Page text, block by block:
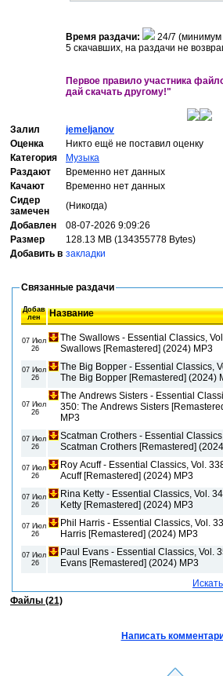
Время раздачи:
24/7
5 скачавших, на раздачи не
Первое правило участника
дай скачать другому!"
Залил
jemeljanov
Оценка
Никто ещё не поставил оценку
Категория
Музыка
Раздают
Временно нет данных
Качают
Временно нет данных
Сидер
замечен
(Никогда)
Добавлен
08-07-2026 9:09:26
Размер
128.13 MB (134355778 Bytes)
Добавить в закладки
Связанные раздачи
Добав
лен
Название
07 Июл
26
The Swallows - Essential Classics,
Swallows [Remastered] (2024) MP3
07 Июл
26
The Big Bopper - Essential Classics,
The Big Bopper [Remastered] (2024)
07 Июл
26
The Andrews Sisters - Essential
350: The Andrews Sisters
MP3
07 Июл
26
Scatman Crothers - Essential
Scatman Crothers [Remastered]
07 Июл
26
Roy Acuff - Essential Classics, Vol.
Acuff [Remastered] (2024) MP3
07 Июл
26
Rina Ketty - Essential Classics, Vol.
Ketty [Remastered] (2024) MP3
07 Июл
26
Phil Harris - Essential Classics, Vol.
Harris [Remastered] (2024) MP3
07 Июл
26
Paul Evans - Essential Classics, Vol.
Evans [Remastered] (2024) MP3
Файлы (21)
Написать